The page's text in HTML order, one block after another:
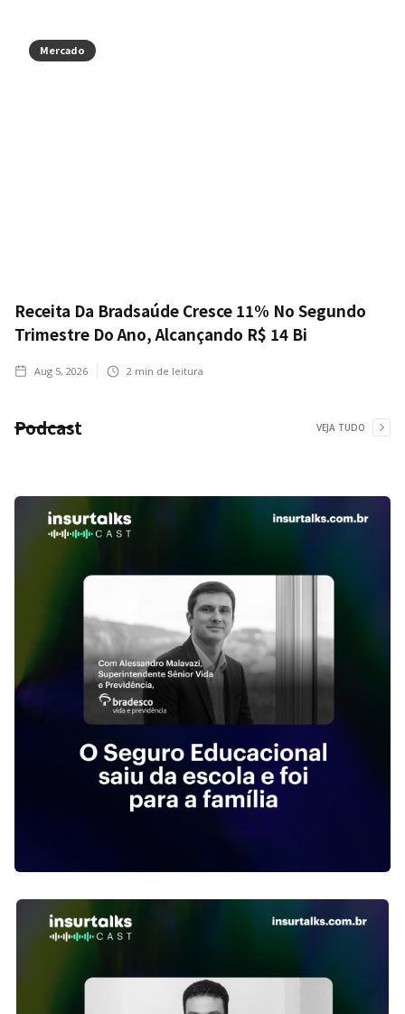
Mercado
Receita Da Bradsaúde Cresce 11% No Segundo
Trimestre Do Ano, Alcançando R$ 14 Bi
Aug 5, 2026 2 min de leitura
Podcast VEJA TUDO